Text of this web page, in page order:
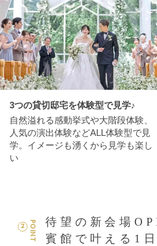
3つの貸切邸宅を体験型で見学♪
自然溢れる感動挙式や大階段体験、
人気の演出体験などALL体験型で見
学。イメージも湧くから見学も楽し
い
POINT
2
待望の新会場
賓館で叶える1日